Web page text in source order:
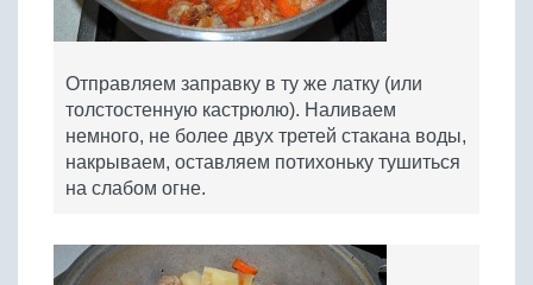
Отправляем заправку в ту же латку (или
толстостенную кастрюлю). Наливаем
немного, не более двух третей стакана воды,
накрываем, оставляем потихоньку тушиться
на слабом огне.